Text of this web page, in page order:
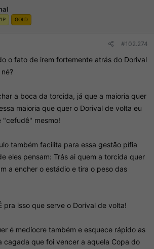
GOLD
#102.274
o fato de irem fortemente atrás do Dorival
a boca da torcida, já que a maioria quer
maioria que quer o Dorival de volta eu
"cefudê" mesmo!
também facilita para essa gestão pífia
eles pensam: Trás ai quem a torcida quer
a encher o estádio e tira o peso das
pra isso que serve o Dorival de volta!
é medíocre também e esquece rápido as
cagada que foi vencer a aquela Copa do